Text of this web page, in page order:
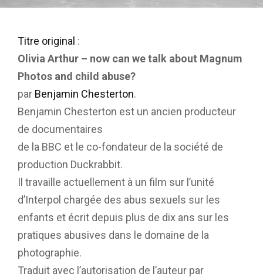
Titre original :
Olivia Arthur – now can we talk about Magnum
Photos and child abuse?
par Benjamin Chesterton.
Benjamin Chesterton est un ancien producteur
de documentaires
de la BBC et le co-fondateur de la société de
production Duckrabbit.
Il travaille actuellement à un film sur l’unité
d’Interpol chargée des abus sexuels sur les
enfants et écrit depuis plus de dix ans sur les
pratiques abusives dans le domaine de la
photographie.
Traduit avec l’autorisation de l’auteur par